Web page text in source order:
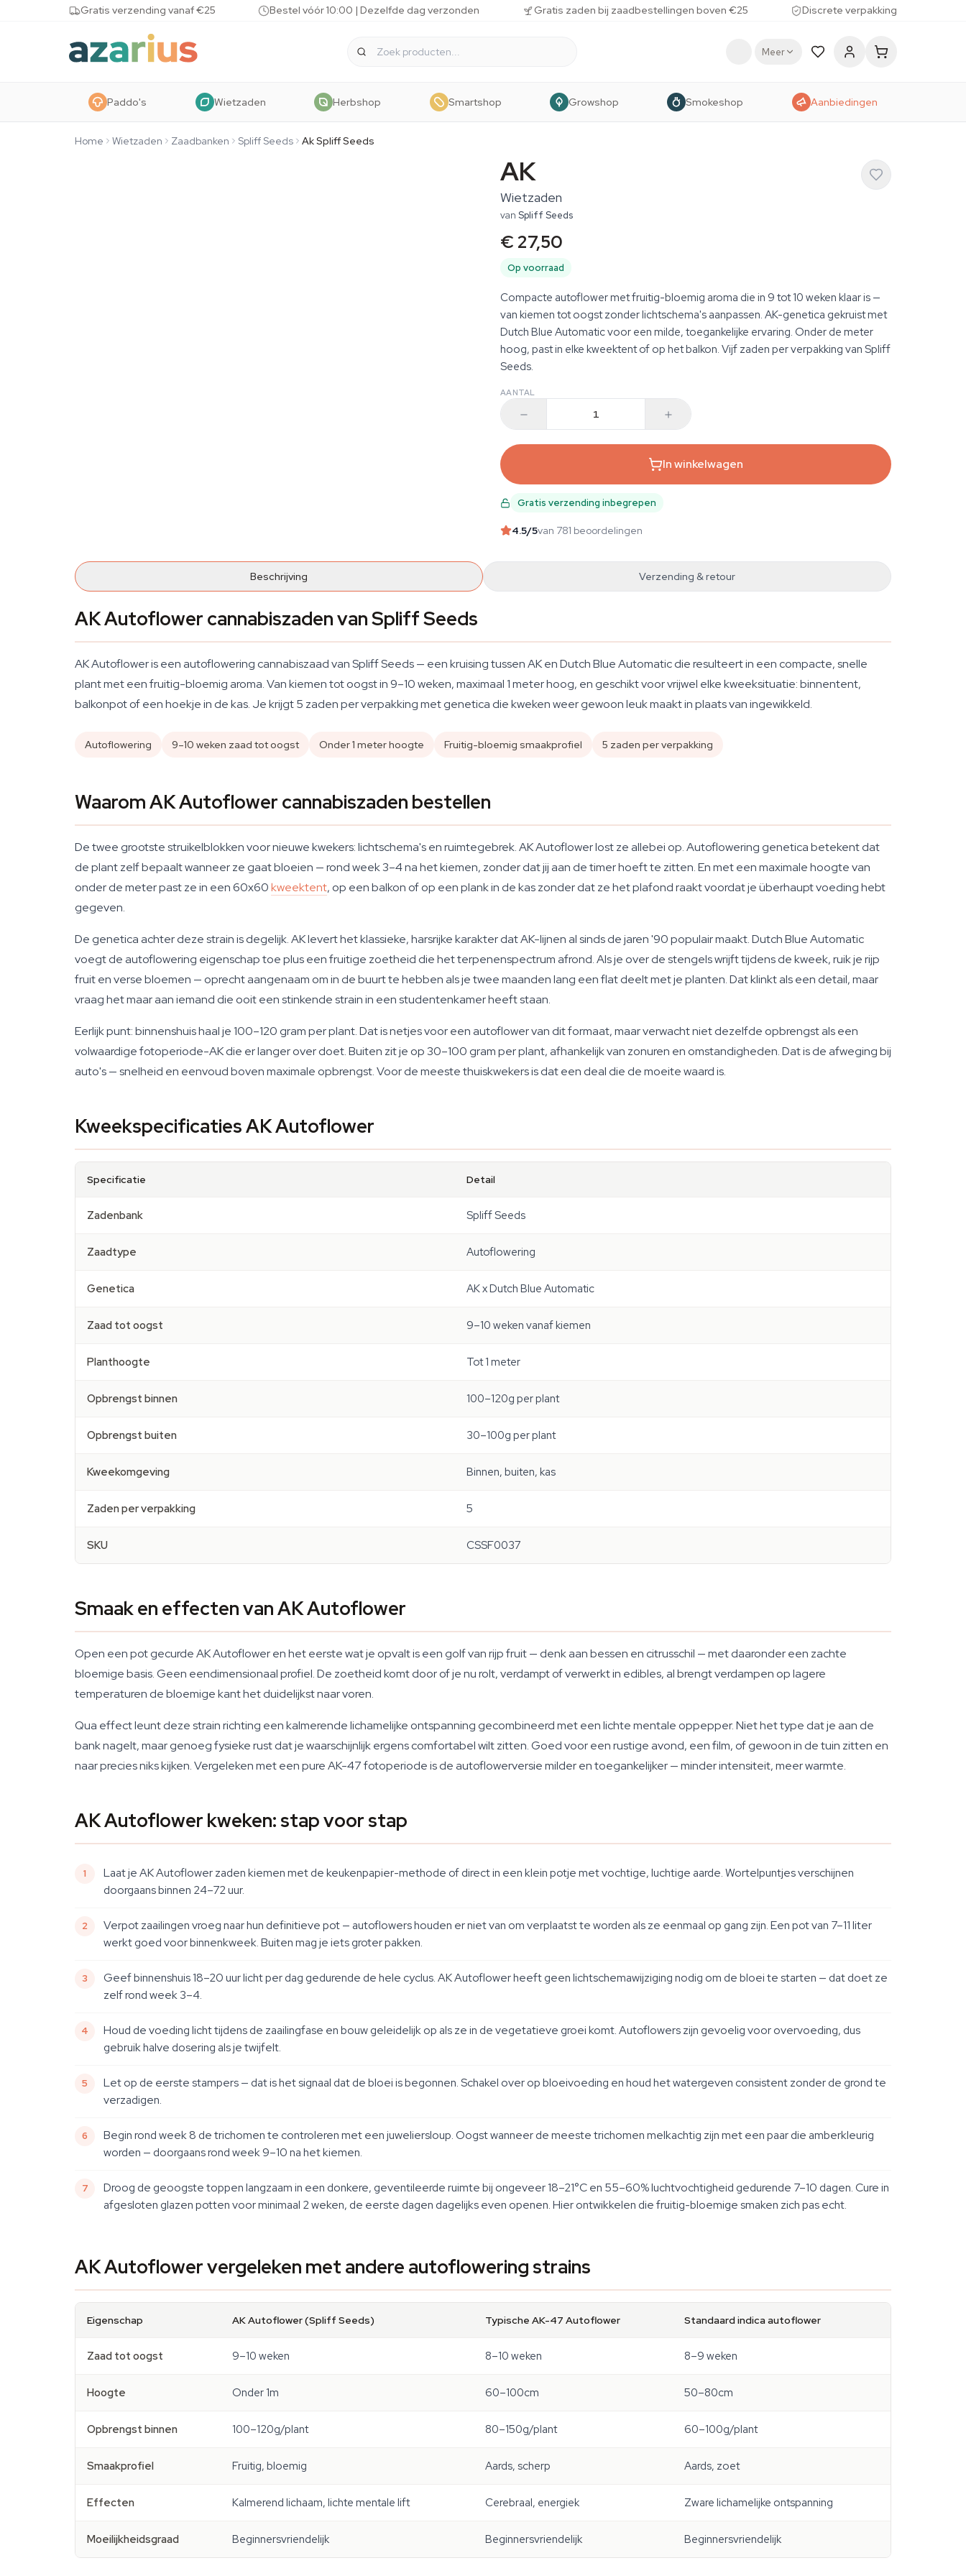
Skip to content Gratis verzending vanaf €25 Bestel vóór 10:00 | Dezelfde dag verzonden Gratis zaden bij zaadbestellingen boven €25 Discrete verpakking
Meer
Paddo's Wietzaden Herbshop Smartshop Growshop Smokeshop Aanbiedingen
Home Wietzaden Zaadbanken Spliff Seeds Ak Spliff Seeds
AK
Wietzaden
van Spliff Seeds
€ 27,50
Op voorraad
Compacte autoflower met fruitig-bloemig aroma die in 9 tot 10 weken klaar is —
van kiemen tot oogst zonder lichtschema's aanpassen. AK-genetica gekruist met
Dutch Blue Automatic voor een milde, toegankelijke ervaring. Onder de meter
hoog, past in elke kweektent of op het balkon. Vijf zaden per verpakking van Spliff
Seeds.
AANTAL
In winkelwagen
Gratis verzending inbegrepen
4.5/5van 781 beoordelingen
Beschrijving Verzending & retour
AK Autoflower cannabiszaden van Spliff Seeds
AK Autoflower is een autoflowering cannabiszaad van Spliff Seeds — een kruising tussen AK en Dutch Blue Automatic die resulteert in een compacte, snelle
plant met een fruitig-bloemig aroma. Van kiemen tot oogst in 9–10 weken, maximaal 1 meter hoog, en geschikt voor vrijwel elke kweeksituatie: binnentent,
balkonpot of een hoekje in de kas. Je krijgt 5 zaden per verpakking met genetica die kweken weer gewoon leuk maakt in plaats van ingewikkeld.
Autoflowering 9–10 weken zaad tot oogst Onder 1 meter hoogte Fruitig-bloemig smaakprofiel 5 zaden per verpakking
Waarom AK Autoflower cannabiszaden bestellen
De twee grootste struikelblokken voor nieuwe kwekers: lichtschema's en ruimtegebrek. AK Autoflower lost ze allebei op. Autoflowering genetica betekent dat
de plant zelf bepaalt wanneer ze gaat bloeien — rond week 3–4 na het kiemen, zonder dat jij aan de timer hoeft te zitten. En met een maximale hoogte van
onder de meter past ze in een 60x60kweektent, op een balkon of op een plank in de kas zonder dat ze het plafond raakt voordat je überhaupt voeding hebt
gegeven.
De genetica achter deze strain is degelijk. AK levert het klassieke, harsrijke karakter dat AK-lijnen al sinds de jaren '90 populair maakt. Dutch Blue Automatic
voegt de autoflowering eigenschap toe plus een fruitige zoetheid die het terpenenspectrum afrond. Als je over de stengels wrijft tijdens de kweek, ruik je rijp
fruit en verse bloemen — oprecht aangenaam om in de buurt te hebben als je twee maanden lang een flat deelt met je planten. Dat klinkt als een detail, maar
vraag het maar aan iemand die ooit een stinkende strain in een studentenkamer heeft staan.
Eerlijk punt: binnenshuis haal je 100–120 gram per plant. Dat is netjes voor een autoflower van dit formaat, maar verwacht niet dezelfde opbrengst als een
volwaardige fotoperiode-AK die er langer over doet. Buiten zit je op 30–100 gram per plant, afhankelijk van zonuren en omstandigheden. Dat is de afweging bij
auto's — snelheid en eenvoud boven maximale opbrengst. Voor de meeste thuiskwekers is dat een deal die de moeite waard is.
Kweekspecificaties AK Autoflower
Specificatie Detail
Zadenbank Spliff Seeds
Zaadtype Autoflowering
Genetica AK x Dutch Blue Automatic
Zaad tot oogst 9–10 weken vanaf kiemen
Planthoogte Tot 1 meter
Opbrengst binnen 100–120g per plant
Opbrengst buiten 30–100g per plant
Kweekomgeving Binnen, buiten, kas
Zaden per verpakking 5
SKU CSSF0037
Smaak en effecten van AK Autoflower
Open een pot gecurde AK Autoflower en het eerste wat je opvalt is een golf van rijp fruit — denk aan bessen en citrusschil — met daaronder een zachte
bloemige basis. Geen eendimensionaal profiel. De zoetheid komt door of je nu rolt, verdampt of verwerkt in edibles, al brengt verdampen op lagere
temperaturen de bloemige kant het duidelijkst naar voren.
Qua effect leunt deze strain richting een kalmerende lichamelijke ontspanning gecombineerd met een lichte mentale oppepper. Niet het type dat je aan de
bank nagelt, maar genoeg fysieke rust dat je waarschijnlijk ergens comfortabel wilt zitten. Goed voor een rustige avond, een film, of gewoon in de tuin zitten en
naar precies niks kijken. Vergeleken met een pure AK-47 fotoperiode is de autoflowerversie milder en toegankelijker — minder intensiteit, meer warmte.
AK Autoflower kweken: stap voor stap
Laat je AK Autoflower zaden kiemen met de keukenpapier-methode of direct in een klein potje met vochtige, luchtige aarde. Wortelpuntjes verschijnen
doorgaans binnen 24–72 uur.
Verpot zaailingen vroeg naar hun definitieve pot — autoflowers houden er niet van om verplaatst te worden als ze eenmaal op gang zijn. Een pot van 7–11 liter
werkt goed voor binnenkweek. Buiten mag je iets groter pakken.
Geef binnenshuis 18–20 uur licht per dag gedurende de hele cyclus. AK Autoflower heeft geen lichtschemawijziging nodig om de bloei te starten — dat doet ze
zelf rond week 3–4.
Houd de voeding licht tijdens de zaailingfase en bouw geleidelijk op als ze in de vegetatieve groei komt. Autoflowers zijn gevoelig voor overvoeding, dus
gebruik halve dosering als je twijfelt.
Let op de eerste stampers — dat is het signaal dat de bloei is begonnen. Schakel over op bloeivoeding en houd het watergeven consistent zonder de grond te
verzadigen.
Begin rond week 8 de trichomen te controleren met een juweliersloup. Oogst wanneer de meeste trichomen melkachtig zijn met een paar die amberkleurig
worden — doorgaans rond week 9–10 na het kiemen.
Droog de geoogste toppen langzaam in een donkere, geventileerde ruimte bij ongeveer 18–21°C en 55–60% luchtvochtigheid gedurende 7–10 dagen. Cure in
afgesloten glazen potten voor minimaal 2 weken, de eerste dagen dagelijks even openen. Hier ontwikkelen die fruitig-bloemige smaken zich pas echt.
AK Autoflower vergeleken met andere autoflowering strains
Eigenschap AK Autoflower (Spliff Seeds) Typische AK-47 Autoflower Standaard indica autoflower
Zaad tot oogst 9–10 weken 8–10 weken 8–9 weken
Hoogte Onder 1m 60–100cm 50–80cm
Opbrengst binnen 100–120g/plant 80–150g/plant 60–100g/plant
Smaakprofiel Fruitig, bloemig Aards, scherp Aards, zoet
Effecten Kalmerend lichaam, lichte mentale lift Cerebraal, energiek Zware lichamelijke ontspanning
Moeilijkheidsgraad Beginnersvriendelijk Beginnersvriendelijk Beginnersvriendelijk